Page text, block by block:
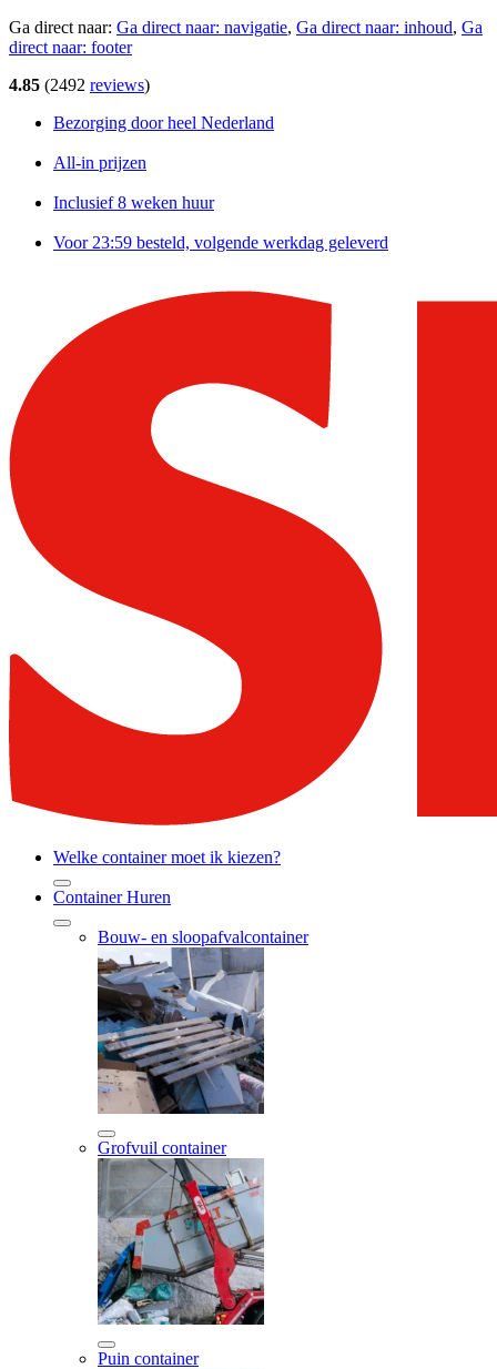
Ga direct naar: Ga direct naar: navigatie, Ga direct naar: inhoud, Ga
direct naar: footer
4.85 (2492 reviews)
Bezorging door heel Nederland
All-in prijzen
Inclusief 8 weken huur
Voor 23:59 besteld, volgende werkdag geleverd
Welke container moet ik kiezen?
Container Huren
Bouw- en sloopafvalcontainer
Grofvuil container
Puin container